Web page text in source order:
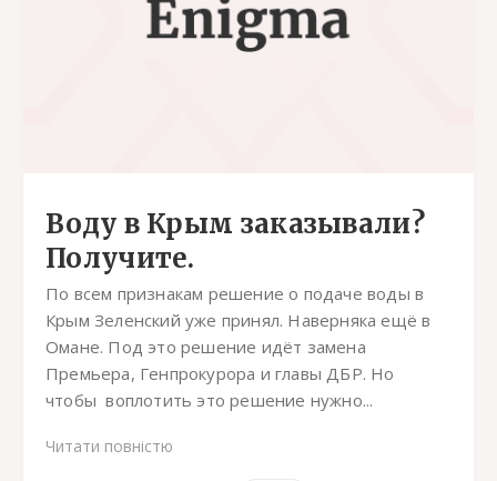
Воду в Крым заказывали?
Получите.
По всем признакам решение о подаче воды в
Крым Зеленский уже принял. Наверняка ещё в
Омане. Под это решение идёт замена
Премьера, Генпрокурора и главы ДБР. Но
чтобы воплотить это решение нужно...
Читати повністю